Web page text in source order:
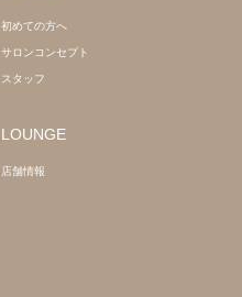
初めての方へ
サロンコンセプト
スタッフ
LOUNGE
店舗情報